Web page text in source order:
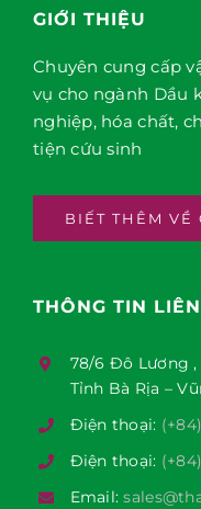
GIỚI THIỆU
Chuyên cung cấp
vụ cho ngành Dầu
nghiệp, hóa chất,
tiện cứu sinh
BIẾT THÊM VỀ
THÔNG TIN
78/6 Đô Lương ,
Tỉnh Bà Rịa –
Điện thoại:
Điện thoại:
Email: